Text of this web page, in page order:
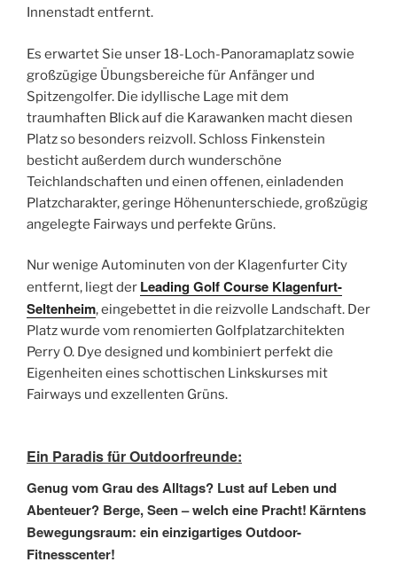
Innenstadt entfernt.
Es erwartet Sie unser 18-Loch-Panoramaplatz sowie
großzügige Übungsbereiche für Anfänger und
Spitzengolfer. Die idyllische Lage mit dem
traumhaften Blick auf die Karawanken macht diesen
Platz so besonders reizvoll. Schloss Finkenstein
besticht außerdem durch wunderschöne
Teichlandschaften und einen offenen, einladenden
Platzcharakter, geringe Höhenunterschiede, großzügig
angelegte Fairways und perfekte Grüns.
Nur wenige Autominuten von der Klagenfurter City
entfernt, liegt der Leading Golf Course Klagenfurt-
Seltenheim, eingebettet in die reizvolle Landschaft. Der
Platz wurde vom renomierten Golfplatzarchitekten
Perry O. Dye designed und kombiniert perfekt die
Eigenheiten eines schottischen Linkskurses mit
Fairways und exzellenten Grüns.
Ein Paradis für Outdoorfreunde:
Genug vom Grau des Alltags? Lust auf Leben und
Abenteuer? Berge, Seen – welch eine Pracht! Kärntens
Bewegungsraum: ein einzigartiges Outdoor-
Fitnesscenter!